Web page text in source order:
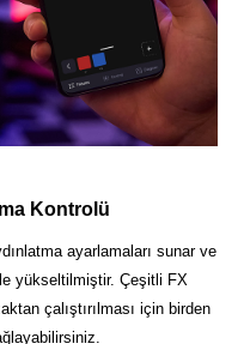
Kontrolü
ayarlamaları sunar ve
yükseltilmiştir. Çeşitli FX
çalıştırılması için birden